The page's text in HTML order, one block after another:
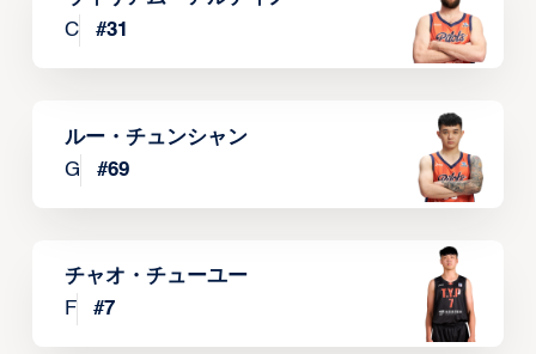
C
#31
ルー・チュンシャン
G
#69
チャオ・チューユー
F
#7